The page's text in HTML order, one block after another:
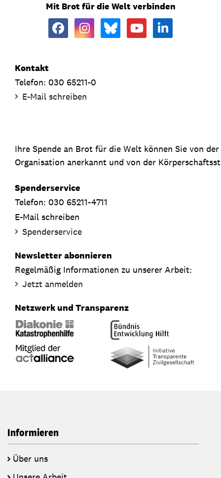
Mit Brot für die Welt verbinden
Kontakt
Telefon: 030 65211-0
E-Mail schreiben
Ihre Spende an Brot für die Welt können Sie von
Organisation anerkannt und von der
Spenderservice
Telefon: 030 65211-4711
E-Mail schreiben
Spenderservice
Newsletter abonnieren
Regelmäßig Informationen zu unserer Arbeit:
Jetzt anmelden
Netzwerk und Transparenz
Informieren
Über uns